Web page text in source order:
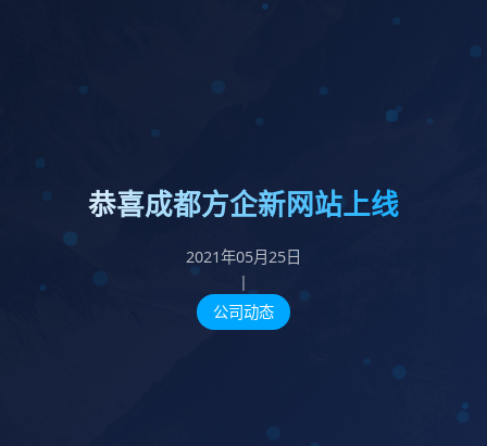
恭喜成都方企新网站上线
2021年05月25日
|
公司动态